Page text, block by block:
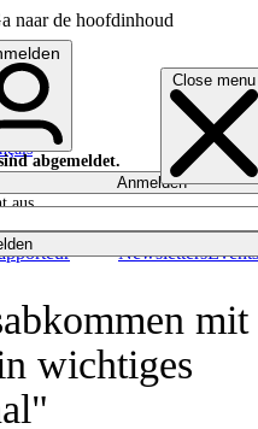
naar de hoofdinhoud
Close menu
NewslettersEvents
abgemeldet.
Anmelden
aus
mit
wichtiges